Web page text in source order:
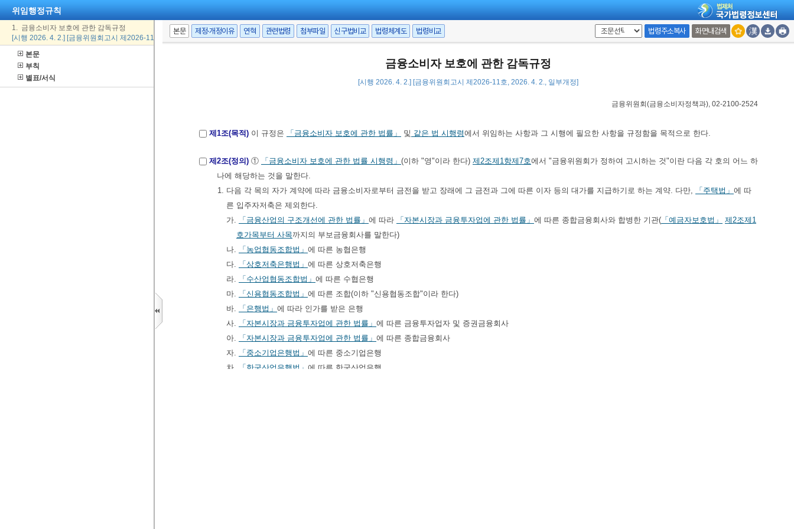
위임행정규칙
1. 금융소비자 보호에 관한 감독규정
[시행 2026. 4. 2.] [금융위원회고시 제2026-11호, 2026. 4. 2., 일부개정]
본문
부칙
별표/서식
본문 제정·개정이유 연혁 관련법령 첨부파일 신구법비교 법령체계도 법령비교 법령주소복사 화면내검색
금융소비자 보호에 관한 감독규정
[시행 2026. 4. 2.] [금융위원회고시 제2026-11호, 2026. 4. 2., 일부개정]
금융위원회(금융소비자정책과), 02-2100-2524
제1조(목적) 이 규정은 「금융소비자 보호에 관한 법률」 및 같은 법 시행령에서 위임하는 사항과 그 시행에 필요한 사항을 규정함을 목적으로 한다.
제2조(정의) ① 「금융소비자 보호에 관한 법률 시행령」 (이하 "영"이라 한다) 제2조제1항제7호에서 "금융위원회가 정하여 고시하는 것"이란 다음 각 호의 어느 하
나에 해당하는 것을 말한다.
1. 다음 각 목의 자가 계약에 따라 금융소비자로부터 금전을 받고 장래에 그 금전과 그에 따른 이자 등의 대가를 지급하기로 하는 계약. 다만,
「주택법」 에 따
른 입주자저축은 제외한다.
가.
「금융산업의 구조개선에 관한 법률」 에 따라 「자본시장과 금융투자업에 관한 법률」 에 따른 종합금융회사와 합병한 기관( 「예금자보호법」
제2조제1
호가목부터 사목까지의 부보금융회사를 말한다)
나.
「농업협동조합법」 에 따른 농협은행
다.
「상호저축은행법」 에 따른 상호저축은행
라.
「수산업협동조합법」 에 따른 수협은행
마.
「신용협동조합법」 에 따른 조합(이하 "신용협동조합"이라 한다)
바.
「은행법」 에 따라 인가를 받은 은행
사.
「자본시장과 금융투자업에 관한 법률」 에 따른 금융투자업자 및 증권금융회사
아.
「자본시장과 금융투자업에 관한 법률」 에 따른 종합금융회사
자.
「중소기업은행법」 에 따른 중소기업은행
차.
「한국산업은행법」 에 따른 한국산업은행